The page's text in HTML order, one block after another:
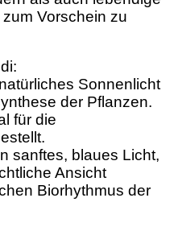
Vorschein zu
Sonnenlicht
der Pflanzen.
für die
sanftes, blaues Licht,
Ansicht
Biorhythmus der